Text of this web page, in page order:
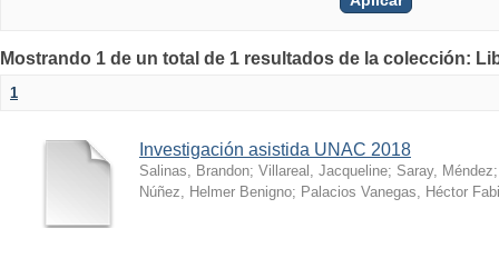
Mostrando 1 de un total de 1 resultados de la colección:
1
Investigación asistida UNAC 2018
Salinas, Brandon; Villareal, Jacqueline; Saray, Méndez
Núñez, Helmer Benigno; Palacios Vanegas, Héctor